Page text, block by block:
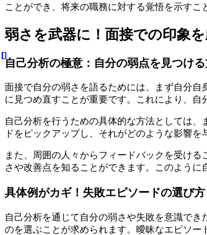
ことができ、将来の職務に対する覚悟を示す
弱さを武器に！面接での印象
自己分析の極意：自分の弱点を見つけ
面接で自分の弱さを語るためには、まず自分
に見つめ直すことが重要です。これにより、自
自己分析を行うための具体的な方法としては
ドをピックアップし、それがどのような影響
また、周囲の人々からフィードバックを受け
さや改善点を知ることができます。このよう
具体例がカギ！失敗エピソードの選び
自己分析を通じて自分の弱さや失敗を意識で
のを選ぶことが求められます。曖昧なエピソー